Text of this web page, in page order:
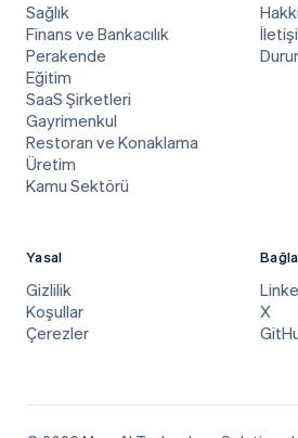
Sağlık
Finans ve Bankacılık
Perakende
Eğitim
SaaS Şirketleri
Gayrimenkul
Restoran ve Konaklama
Üretim
Kamu Sektörü
Yasal
Gizlilik
Koşullar
Çerezler
X